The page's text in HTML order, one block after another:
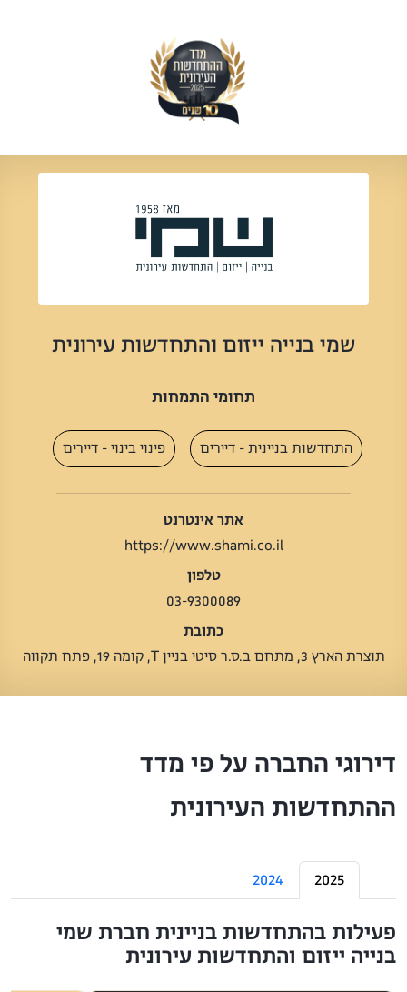
שמי בנייה ייזום והתחדשות עירונית
תחומי התמחות
התחדשות בניינית - דיירים פינוי בינוי - דיירים
אתר אינטרנט
https://www.shami.co.il
טלפון
03-9300089
כתובת
תוצרת הארץ 3, מתחם ב.ס.ר סיטי בניין T, קומה 19, פתח תקווה
דירוגי החברה על פי מדד
ההתחדשות העירונית
2025
2024
פעילות בהתחדשות בניינית חברת שמי
בנייה ייזום והתחדשות עירונית